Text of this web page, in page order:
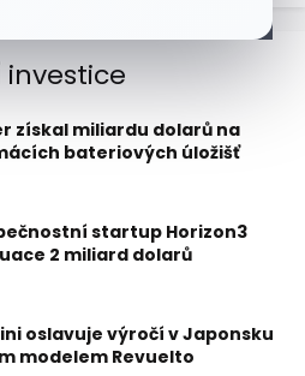
investice
získal miliardu dolarů na
bateriových úložišť
startup Horizon3
2 miliard dolarů
oslavuje výročí v Japonsku
modelem Revuelto